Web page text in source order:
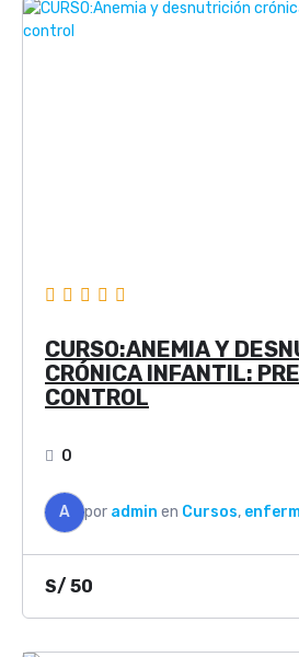
CURSO:ANEMIA Y
CRÓNICA INFANTIL:
CONTROL
0
A por admin en Cursos,
S/ 50